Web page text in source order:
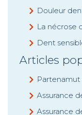
Douleur
La nécrose
Dent
Articles
Assurance
Assurance